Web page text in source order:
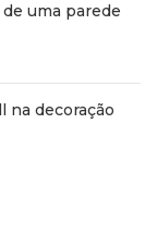
uma parede
na decoração